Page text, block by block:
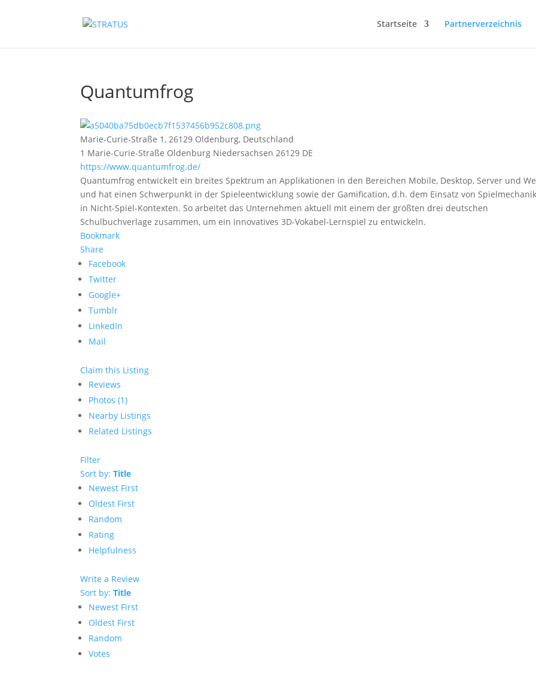
Startseite Partnerverzeichnis
Quantumfrog
Marie-Curie-Straße 1, 26129 Oldenburg, Deutschland
1 Marie-Curie-Straße Oldenburg Niedersachsen 26129 DE
https://www.quantumfrog.de/
Quantumfrog entwickelt ein breites Spektrum an Applikationen in den Bereichen Mobile, Desktop, Server und
und hat einen Schwerpunkt in der Spieleentwicklung sowie der Gamification, d.h. dem Einsatz von
in Nicht-Spiel-Kontexten. So arbeitet das Unternehmen aktuell mit einem der größten drei deutschen
Schulbuchverlage zusammen, um ein innovatives 3D-Vokabel-Lernspiel zu entwickeln.
Bookmark
Share
Facebook
Twitter
Google+
Tumblr
LinkedIn
Mail
Claim this Listing
Reviews
Photos (1)
Nearby Listings
Related Listings
Filter
Sort by:Title
Newest First
Oldest First
Random
Rating
Helpfulness
Write a Review
Sort by:Title
Newest First
Oldest First
Random
Votes